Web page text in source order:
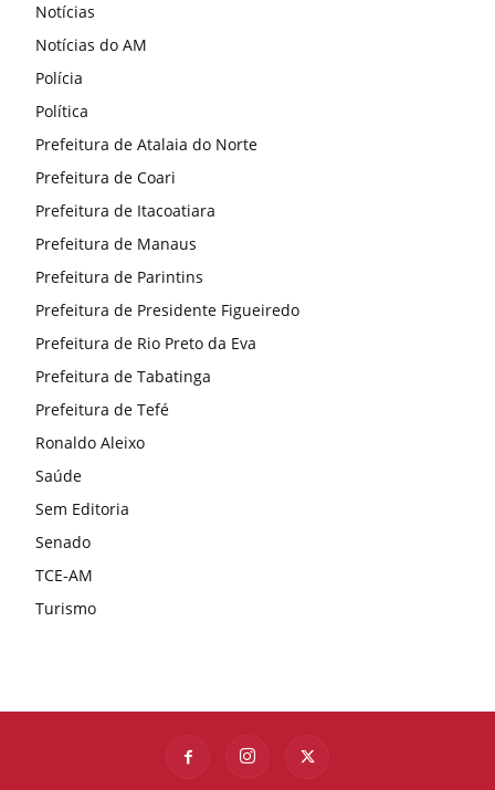
Notícias
Notícias do AM
Polícia
Política
Prefeitura de Atalaia do Norte
Prefeitura de Coari
Prefeitura de Itacoatiara
Prefeitura de Manaus
Prefeitura de Parintins
Prefeitura de Presidente Figueiredo
Prefeitura de Rio Preto da Eva
Prefeitura de Tabatinga
Prefeitura de Tefé
Ronaldo Aleixo
Saúde
Sem Editoria
Senado
TCE-AM
Turismo